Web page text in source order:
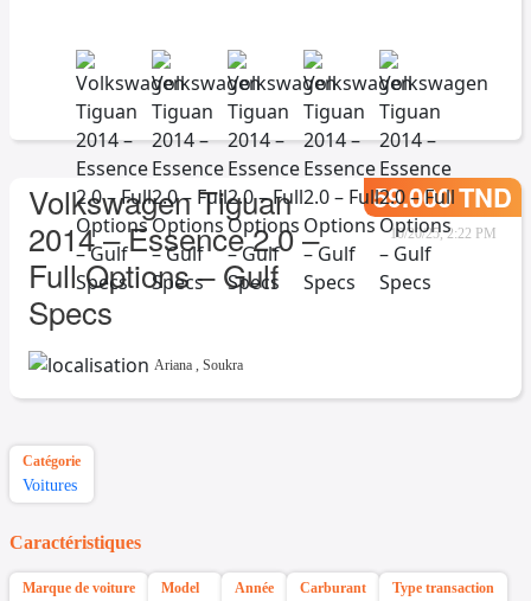
Volkswagen Tiguan
2014 – Essence 2.0 –
Full Options – Gulf
Specs
59.000 TND
10/20/25, 2:22 PM
Ariana , Soukra
Catégorie
Voitures
Caractéristiques
Marque de voiture Model Année Carburant Type transaction